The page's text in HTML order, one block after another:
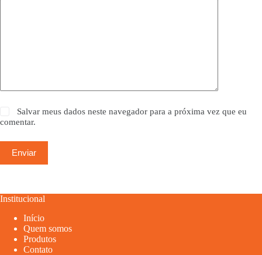
Salvar meus dados neste navegador para a próxima vez que eu
comentar.
Enviar
Institucional
Início
Quem somos
Produtos
Contato